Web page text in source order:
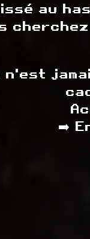
au
cherchez
➡️